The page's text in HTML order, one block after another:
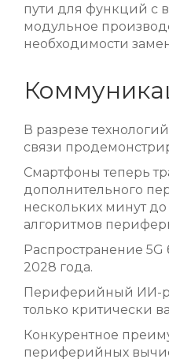
пути для функций с
модульное
необходимости
В разрезе
связи
Смартфоны теперь
дополнительного
нескольких минут
алгоритмов
Распространение
2028 года.
Периферийный ИИ-
только критически
Конкурентное
периферийных